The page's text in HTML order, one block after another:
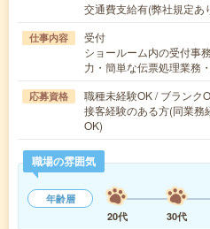
交通費支給有(弊社規定あ
仕事内容
受付
ショールーム内の受付事
力・簡単な伝票処理業務
応募資格
職種未経験OK / ブランク
接客経験のある方(同業務
OK)
職場の雰囲気
年齢層
20代
30代